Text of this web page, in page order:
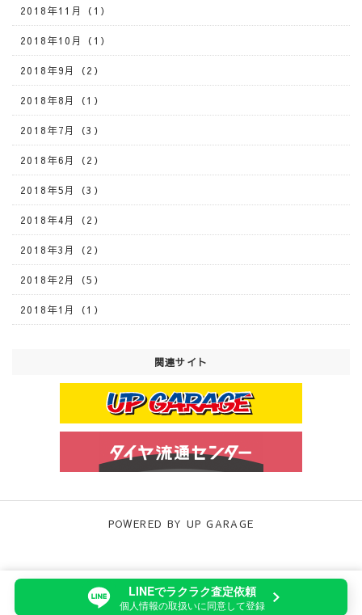
2018年11月（1）
2018年10月（1）
2018年9月（2）
2018年8月（1）
2018年7月（3）
2018年6月（2）
2018年5月（3）
2018年4月（2）
2018年3月（2）
2018年2月（5）
2018年1月（1）
関連サイト
POWERED BY UP GARAGE
LINEでラクラク査定依頼
個人情報の取扱いに同意して登録
当サイトでは、サイトの利便性向上や利用状況の分析のために
Cookieを使用しています。詳細は「プライバシーポリシー